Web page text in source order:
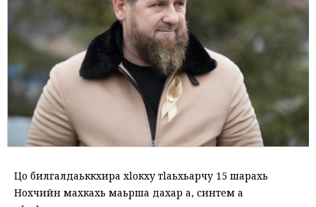
Цо билгалдаьккхира хlокху тlаьхьарчу 15 шарахь
Нохчийн махкахь маьрша дахар а, синтем а